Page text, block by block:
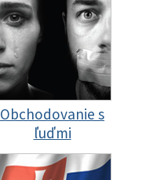
Obchodovanie s
ľuďmi